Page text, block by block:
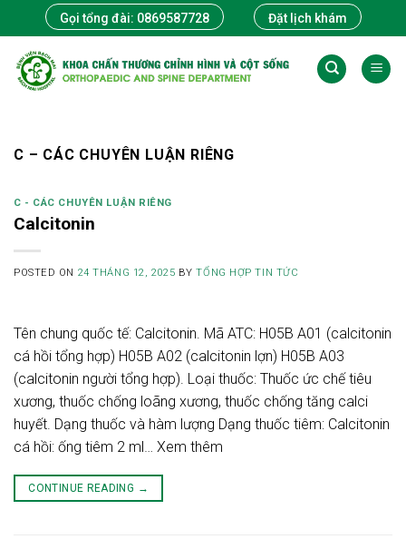
to
content
Gọi tổng đài: 0869587728 Đặt lịch khám
C – CÁC CHUYÊN LUẬN RIÊNG
C - CÁC CHUYÊN LUẬN RIÊNG
Calcitonin
POSTED ON 24 THÁNG 12, 2025 BYTỔNG HỢP TIN TỨC
Tên chung quốc tế: Calcitonin. Mã ATC: H05B A01 (calcitonin
cá hồi tổng hợp) H05B A02 (calcitonin lợn) H05B A03
(calcitonin người tổng hợp). Loại thuốc: Thuốc ức chế tiêu
xương, thuốc chống loãng xương, thuốc chống tăng calci
huyết. Dạng thuốc và hàm lượng Dạng thuốc tiêm: Calcitonin
cá hồi: ống tiêm 2 ml… Xem thêm
CONTINUE READING →